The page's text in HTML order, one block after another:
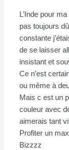
L’Inde pour
pas toujours
constante
de se laisser
insistant et
Ce n’est
ou même à
Mais c est un
couleur avec
aimerais tant
Profiter un
Bizzzz